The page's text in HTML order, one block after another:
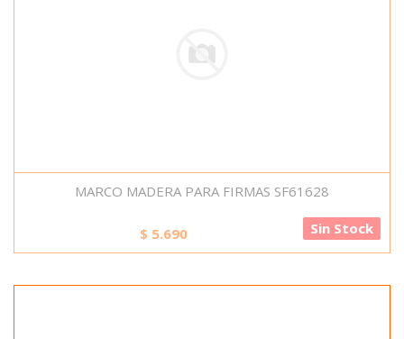
MARCO MADERA PARA FIRMAS SF61628
$ 5.690 Sin Stock